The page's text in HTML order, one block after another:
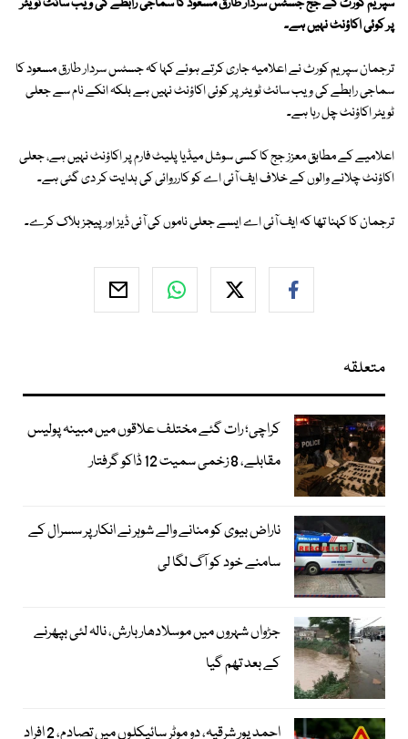
پر کوئی اکاؤنٹ نہیں ہے۔
ترجمان سپریم کورٹ نے اعلامیہ جاری کرتے ہوئے کہا کہ جسٹس سردار طارق مسعود کا
سماجی رابطے کی ویب سائٹ ٹویٹر پر کوئی اکاؤنٹ نہیں ہے بلکہ انکے نام سے جعلی
ٹویٹر اکاؤنٹ چل رہا ہے۔
اعلامیے کے مطابق معزز جج کا کسی سوشل میڈیا پلیٹ فارم پر اکاؤنٹ نہیں ہے، جعلی
اکاؤنٹ چلانے والوں کے خلاف ایف آئی اے کو کارروائی کی ہدایت کر دی گئی ہے۔
ترجمان کا کہنا تھا کہ ایف آئی اے ایسے جعلی ناموں کی آئی ڈیز اور پیجز بلاک کرے۔
متعلقہ
کراچی؛ رات گئے مختلف علاقوں میں مبینہ پولیس
مقابلے، 8 زخمی سمیت 12 ڈاکو گرفتار
ناراض بیوی کو منانے والے شوہر نے انکار پر سسرال کے
سامنے خود کو آگ لگا لی
جڑواں شہروں میں موسلادھار بارش، نالہ لئی بپھرنے
کے بعد تھم گیا
احمد پور شرقیہ، دو موٹر سائیکلوں میں تصادم، 2 افراد